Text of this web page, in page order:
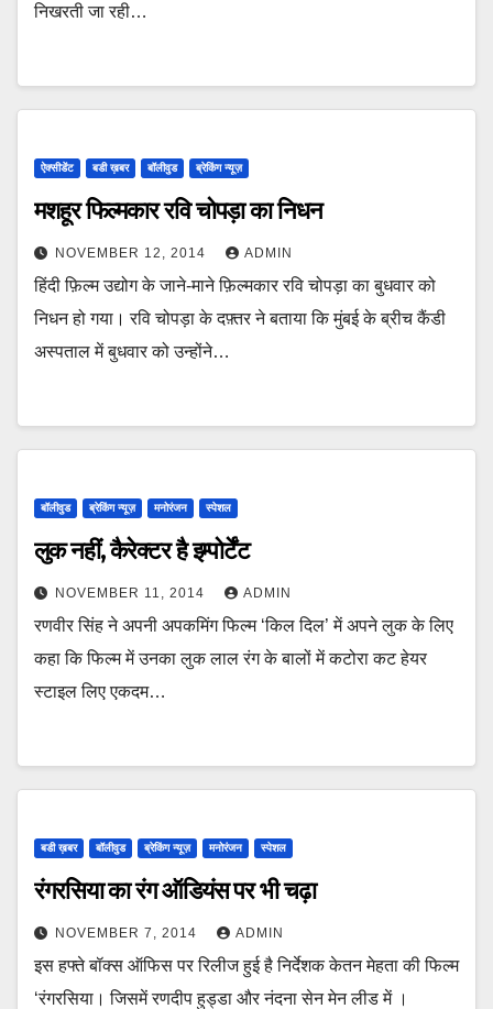
निखरती जा रही…
ऐक्सीडेंट बडी ख़बर बॉलीवुड ब्रेकिंग न्यूज़
मशहूर फिल्मकार रवि चोपड़ा का निधन
NOVEMBER 12, 2014 ADMIN
हिंदी फ़िल्म उद्योग के जाने-माने फ़िल्मकार रवि चोपड़ा का बुधवार को
निधन हो गया। रवि चोपड़ा के दफ़्तर ने बताया कि मुंबई के ब्रीच कैंडी
अस्पताल में बुधवार को उन्होंने…
बॉलीवुड ब्रेकिंग न्यूज़ मनोरंजन स्पेशल
लुक नहीं, कैरेक्टर है इम्पोर्टेंट
NOVEMBER 11, 2014 ADMIN
रणवीर सिंह ने अपनी अपकमिंग फिल्‍म ‘किल दिल’ में अपने लुक के लिए
कहा कि फिल्‍म में उनका लुक लाल रंग के बालों में कटोरा कट हेयर
स्टाइल लिए एकदम…
बडी ख़बर बॉलीवुड ब्रेकिंग न्यूज़ मनोरंजन स्पेशल
रंगरसिया का रंग ऑडियंस पर भी चढ़ा
NOVEMBER 7, 2014 ADMIN
इस हफ्ते बॉक्स ऑफिस पर रिलीज हुई है निर्देशक केतन मेहता की फिल्म
‘रंगरसिया। जिसमें रणदीप हुड्डा और नंदना सेन मेन लीड में ।